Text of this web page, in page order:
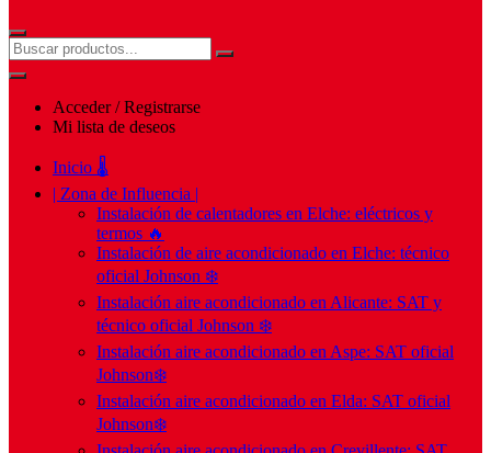
Acceder / Registrarse
Mi lista de deseos
Inicio 🌡️
| Zona de Influencia |
Instalación de calentadores en Elche: eléctricos y
termos 🔥
Instalación de aire acondicionado en Elche: técnico
oficial Johnson ❄️
Instalación aire acondicionado en Alicante: SAT y
técnico oficial Johnson ❄️
Instalación aire acondicionado en Aspe: SAT oficial
Johnson❄️
Instalación aire acondicionado en Elda: SAT oficial
Johnson❄️